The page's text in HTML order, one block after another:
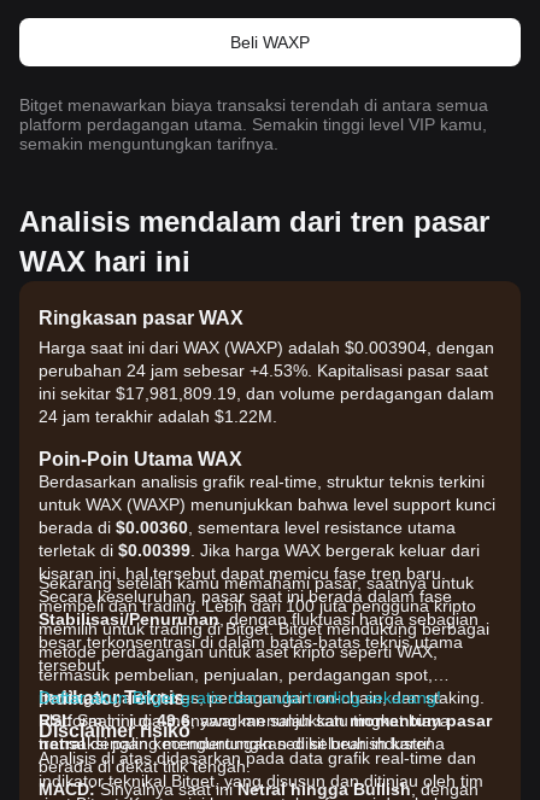
Beli WAXP
Bitget menawarkan biaya transaksi terendah di antara semua
platform perdagangan utama. Semakin tinggi level VIP kamu,
semakin menguntungkan tarifnya.
Analisis mendalam dari tren pasar
WAX hari ini
Ringkasan pasar WAX
Harga saat ini dari WAX (WAXP) adalah $0.003904, dengan
perubahan 24 jam sebesar +4.53%. Kapitalisasi pasar saat
ini sekitar $17,981,809.19, dan volume perdagangan dalam
24 jam terakhir adalah $1.22M.
Poin-Poin Utama WAX
Berdasarkan analisis grafik real-time, struktur teknis terkini
untuk WAX (WAXP) menunjukkan bahwa level support kunci
berada di $0.00360 , sementara level resistance utama
terletak di $0.00399 . Jika harga WAX bergerak keluar dari
kisaran ini, hal tersebut dapat memicu fase tren baru.
Secara keseluruhan, pasar saat ini berada dalam fase
Stabilisasi/Penurunan, dengan fluktuasi harga sebagian
besar terkonsentrasi di dalam batas-batas teknis utama
tersebut.
Indikator Teknis
RSI:Saat ini di49.6, yang menunjukkanmomentum pasar
netraldengan kecenderungan sedikit bearish karena
berada di dekat titik tengah.
MACD:Sinyalnya saat iniNetral hingga Bullish, dengan
Sekarang setelah kamu memahami pasar, saatnya untuk
membeli dan trading. Lebih dari 100 juta pengguna kripto
memilih untuk trading di Bitget. Bitget mendukung berbagai
metode perdagangan untuk aset kripto seperti WAX,
termasuk pembelian, penjualan, perdagangan spot,
perdagangan futures, perdagangan on-chain, dan staking.
Platform ini juga menawarkan salah satu tingkat biaya
transaksi paling menguntungkan di seluruh industri!
Daftar akun Bitget gratis dan mulai trading sekarang!
Disclaimer risiko
Analisis di atas didasarkan pada data grafik real-time dan
indikator teknikal Bitget, yang disusun dan ditinjau oleh tim